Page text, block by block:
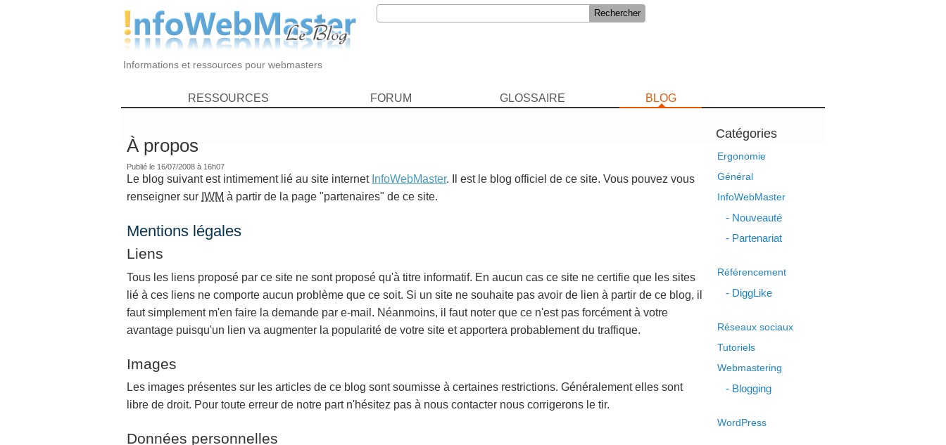
Informations et ressources pour webmasters
RESSOURCES FORUM GLOSSAIRE BLOG
Catégories
Ergonomie
Général
InfoWebMaster
Nouveauté
Partenariat
Référencement
DiggLike
Réseaux sociaux
Tutoriels
Webmastering
Blogging
WordPress
À propos
Publié le 16/07/2008 à 16h07
Le blog suivant est intimement lié au site internet InfoWebMaster. Il est le blog officiel de ce site. Vous pouvez vous
renseigner sur IWM à partir de la page "partenaires" de ce site.
Mentions légales
Liens
Tous les liens proposé par ce site ne sont proposé qu'à titre informatif. En aucun cas ce site ne certifie que les sites
lié à ces liens ne comporte aucun problème que ce soit. Si un site ne souhaite pas avoir de lien à partir de ce blog, il
faut simplement m'en faire la demande par e-mail. Néanmoins, il faut noter que ce n'est pas forcément à votre
avantage puisqu'un lien va augmenter la popularité de votre site et apportera probablement du traffique.
Images
Les images présentes sur les articles de ce blog sont soumisse à certaines restrictions. Généralement elles sont
libre de droit. Pour toute erreur de notre part n'hésitez pas à nous contacter nous corrigerons le tir.
Données personnelles